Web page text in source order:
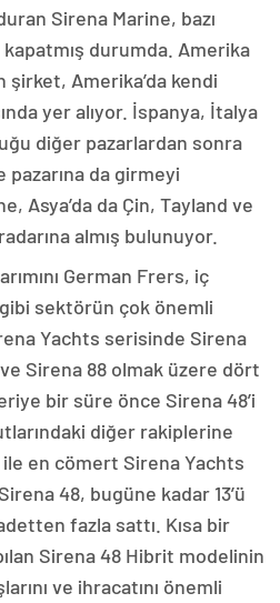
Sirena Marine, bazı
durumda. Amerika
şirket, Amerika’da kendi
yer alıyor. İspanya, İtalya
diğer pazarlardan sonra
pazarına da girmeyi
Asya’da da Çin, Tayland ve
almış bulunuyor.
German Frers, iç
gibi sektörün çok önemli
Yachts serisinde Sirena
Sirena 88 olmak üzere dört
bir süre önce Sirena 48’i
diğer rakiplerine
en cömert Sirena Yachts
48, bugüne kadar 13’ü
fazla sattı. Kısa bir
Sirena 48 Hibrit modelinin
ve ihracatını önemli